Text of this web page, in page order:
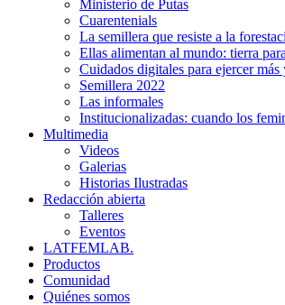
Ministerio de Putas
Cuarentenials
La semillera que resiste a la
Ellas alimentan al mundo: tierra
Cuidados digitales para ejercer
Semillera 2022
Las informales
Institucionalizadas: cuando los
Multimedia
Videos
Galerias
Historias Ilustradas
Redacción abierta
Talleres
Eventos
LATFEMLAB.
Productos
Comunidad
Quiénes somos